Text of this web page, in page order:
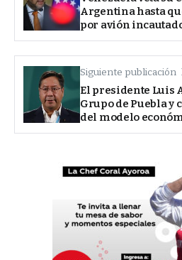
Argentina hasta
por avión
Siguiente publicación
El presidente Luis
Grupo de Puebla y
del modelo